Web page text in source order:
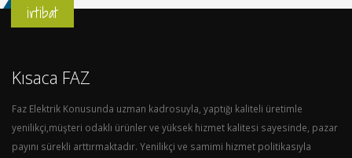
irtibat
Kısaca FAZ
Faz Elektrik Konusunda uzman kadrosuyla, yaptığı kaliteli üretimle
yenilikçi,müşteri odaklı ürünler ve yüksek hizmet kalitesi sayesinde, pazar
payını sürekli arttırmaktadır. Yenilikçi ve samimi hizmet politikasıyla